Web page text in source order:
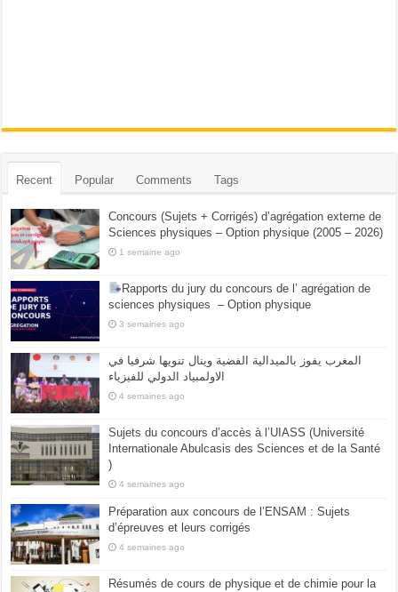
Recent Popular Comments Tags
Concours (Sujets + Corrigés) d’agrégation externe de
Sciences physiques – Option physique (2005 – 2026)
1 semaine ago
Rapports du jury du concours de l’ agrégation de
sciences physiques – Option physique
3 semaines ago
المغرب يفوز بالميدالية الفضية وينال تنويها شرفيا في
الاولمبياد الدولي للفيزياء
4 semaines ago
Sujets du concours d’accès à l’UIASS (Université
Internationale Abulcasis des Sciences et de la Santé
)
4 semaines ago
Préparation aux concours de l’ENSAM : Sujets
d’épreuves et leurs corrigés
4 semaines ago
Résumés de cours de physique et de chimie pour la